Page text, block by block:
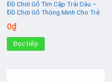
Đồ Chơi Gỗ Tìm Cặp Trái Dâu –
Đồ Chơi Gỗ Thông Minh Cho Trẻ
0₫
Đọc tiếp